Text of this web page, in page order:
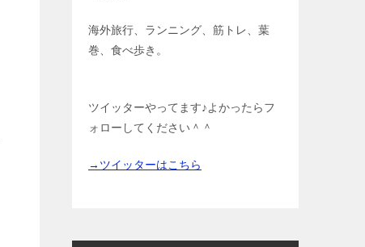
海外旅行、ランニング、筋トレ、葉
巻、食べ歩き。
ツイッターやってます♪よかったらフ
ォローしてください＾＾
→ツイッターはこちら